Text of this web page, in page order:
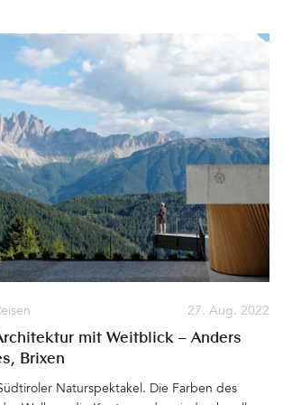
Gelb in den Wasserbecken der Pools und
Vorhang auf für einen neuen Tag an der
27. Aug. 2022
mit Weitblick – Anders
Brixen
Naturspektakel. Die Farben des